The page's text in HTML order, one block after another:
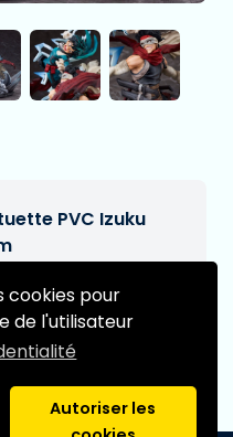
cookies pour
de l'utilisateur
Autoriser les
PVC Izuku
de modifications]